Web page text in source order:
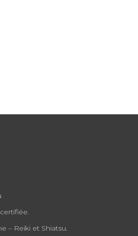
– Reiki et Shiatsu.